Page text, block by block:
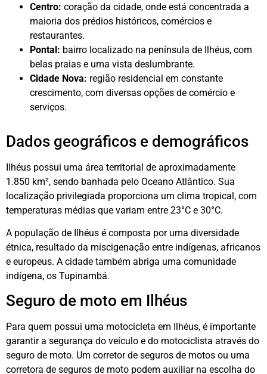
Centro: coração da cidade, onde está concentrada a
maioria dos prédios históricos, comércios e
restaurantes.
Pontal: bairro localizado na península de Ilhéus, com
belas praias e uma vista deslumbrante.
Cidade Nova: região residencial em constante
crescimento, com diversas opções de comércio e
serviços.
Dados geográficos e demográficos
Ilhéus possui uma área territorial de aproximadamente
1.850 km², sendo banhada pelo Oceano Atlântico. Sua
localização privilegiada proporciona um clima tropical, com
temperaturas médias que variam entre 23°C e 30°C.
A população de Ilhéus é composta por uma diversidade
étnica, resultado da miscigenação entre indígenas, africanos
e europeus. A cidade também abriga uma comunidade
indígena, os Tupinambá.
Seguro de moto em Ilhéus
Para quem possui uma motocicleta em Ilhéus, é importante
garantir a segurança do veículo e do motociclista através do
seguro de moto. Um corretor de seguros de motos ou uma
corretora de seguros de moto podem auxiliar na escolha do